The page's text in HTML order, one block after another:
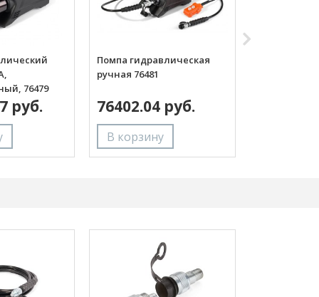
76479
руб.
Помпа гидравлическая
ручная 76481
76402.04 руб.